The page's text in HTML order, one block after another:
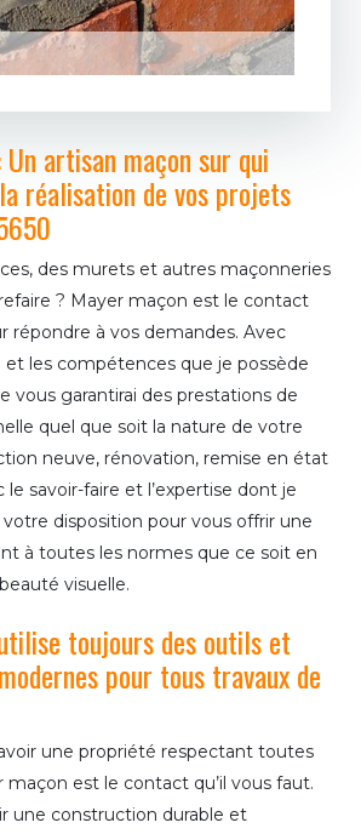
artisan maçon sur qui
réalisation de vos projets
des murets et autres maçonneries
? Mayer maçon est le contact
répondre à vos demandes. Avec
et les compétences que je possède
vous garantirai des prestations de
quel que soit la nature de votre
neuve, rénovation, remise en état
savoir-faire et l’expertise dont je
votre disposition pour vous offrir une
à toutes les normes que ce soit en
visuelle.
toujours des outils et
pour tous travaux de
une propriété respectant toutes
maçon est le contact qu’il vous faut.
une construction durable et